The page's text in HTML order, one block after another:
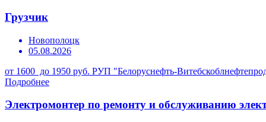
Грузчик
Новополоцк
05.08.2026
от 1600 до 1950 руб. РУП "Белоруснефть-
Подробнее
Электромонтер по ремонту и обслуживанию